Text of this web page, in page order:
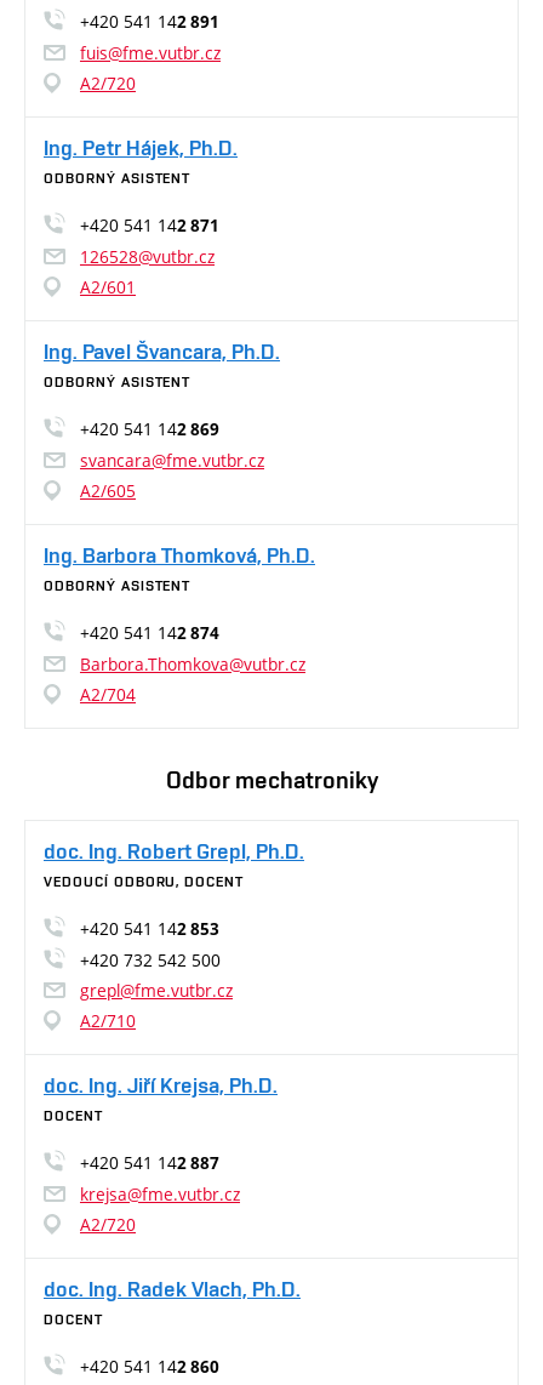
+420 541 142 891
fuis@fme.vutbr.cz
A2/720
Ing. Petr Hájek, Ph.D.
ODBORNÝ ASISTENT
+420 541 142 871
126528@vutbr.cz
A2/601
Ing. Pavel Švancara, Ph.D.
ODBORNÝ ASISTENT
+420 541 142 869
svancara@fme.vutbr.cz
A2/605
Ing. Barbora Thomková, Ph.D.
ODBORNÝ ASISTENT
+420 541 142 874
Barbora.Thomkova@vutbr.cz
A2/704
Odbor mechatroniky
doc. Ing. Robert Grepl, Ph.D.
VEDOUCÍ ODBORU, DOCENT
+420 541 142 853
+420 732 542 500
grepl@fme.vutbr.cz
A2/710
doc. Ing. Jiří Krejsa, Ph.D.
DOCENT
+420 541 142 887
krejsa@fme.vutbr.cz
A2/720
doc. Ing. Radek Vlach, Ph.D.
DOCENT
+420 541 142 860